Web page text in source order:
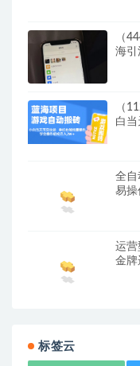
（
海引
（
白
全自
易操
运营
金牌
标签云